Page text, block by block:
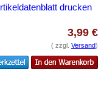
drucken
3,99 €
( zzgl. Versand)